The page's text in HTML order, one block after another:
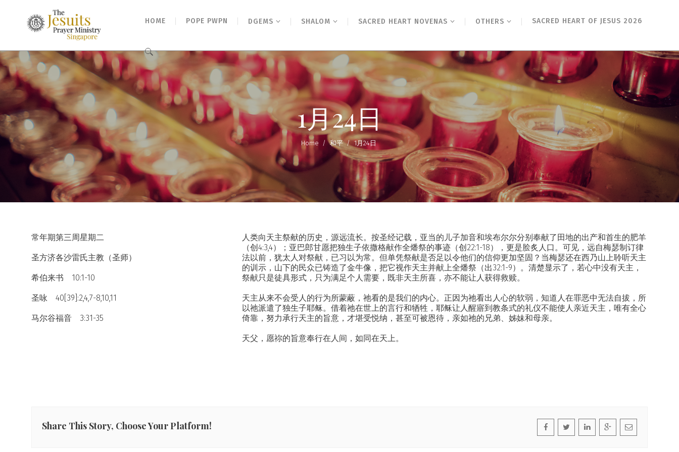
HOME POPE PWPN DGEMS SHALOM SACRED HEART NOVENAS OTHERS SACRED HEART OF JESUS 2026
Search
for:
1月24日
Home /和平 /1月24日
常年期第三周星期二
圣方济各沙雷氏主教（圣师）
希伯来书 10:1-10
圣咏 40[39]:2,4,7-8,10,11
马尔谷福音 3:31-35
人类向天主祭献的历史，源远流长。按圣经记载，亚当的儿子加音和埃布尔尔分别奉献了田地的出产和首生的肥羊
（创4:3,4）；亚巴郎甘愿把独生子依撒格献作全燔祭的事迹（创22:1-18），更是脍炙人口。可见，远自梅瑟制订律
法以前，犹太人对祭献，已习以为常。但单凭祭献是否足以令他们的信仰更加坚固？当梅瑟还在西乃山上聆听天主
的训示，山下的民众已铸造了金牛像，把它视作天主并献上全燔祭（出32:1-9）。清楚显示了，若心中没有天主，
祭献只是徒具形式，只为满足个人需要，既非天主所喜，亦不能让人获得救赎。
天主从来不会受人的行为所蒙蔽，祂看的是我们的内心。正因为祂看出人心的软弱，知道人在罪恶中无法自拔，所
以祂派遣了独生子耶稣。借着祂在世上的言行和牺牲，耶稣让人醒寤到教条式的礼仪不能使人亲近天主，唯有全心
倚靠，努力承行天主的旨意，才堪受悦纳，甚至可被恩待，亲如祂的兄弟、姊妹和母亲。
天父，愿祢的旨意奉行在人间，如同在天上。
Share This Story, Choose Your Platform!